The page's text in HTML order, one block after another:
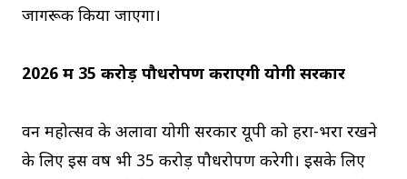
जागरूक किया जाएगा।
2026 में 35 करोड़ पौधरोपण कराएगी योगी सरकार
वन महोत्सव के अलावा योगी सरकार यूपी को हरा-भरा रखने
के लिए इस वर्ष भी 35 करोड़ पौधरोपण करेगी। इसके लिए